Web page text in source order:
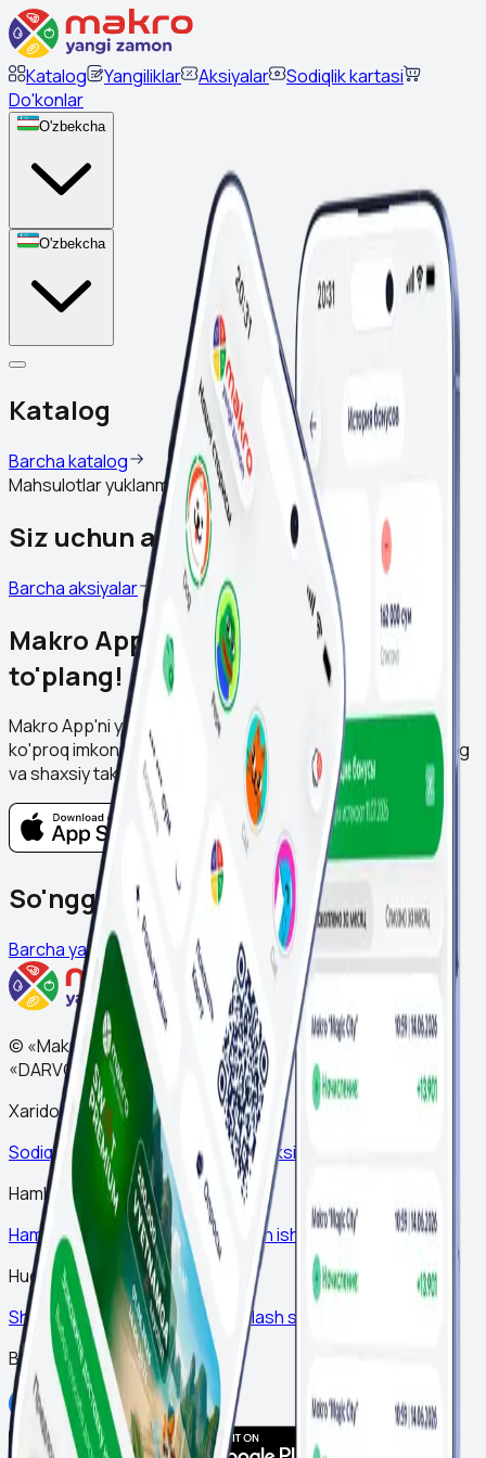
Katalog Yangiliklar Aksiyalar
Sodiqlik kartasi
Do'konlar
O'zbekcha
O'zbekcha
Katalog
Barcha katalog
Mahsulotlar yuklanmoqda...
Siz uchun aksiyalar
Barcha aksiyalar
Makro App'ni yuklab oling va Ballar
to'plang!
Makro App'ni yuklab oling va har kungi xaridlardan yanada
ko'proq imkoniyat oling. Ballar to'plang, aksiyalarni kuzating
va shaxsiy takliflarni to'g'ridan-to'g'ri ilovada oching.
So'nggi yangiliklar
Barcha yangiliklar
© «Makro» tarmog'ining rasmiy sayti. 2010-2026 MCHJ
«DARVOZA SAVDO»
Xaridorlar uchun
Sodiqlik kartasi
YangiliklarKatalog Aksiyalar
Hamkorlik
Hamkorlar
Kompaniya haqida Bo'sh ish o'rinlari
Kontaktlar
Huquqiy ma'lumot
Shaxsiy ma'lumotlarni qayta ishlash siyosati
Bizning ijtimoiy tarmoqlar